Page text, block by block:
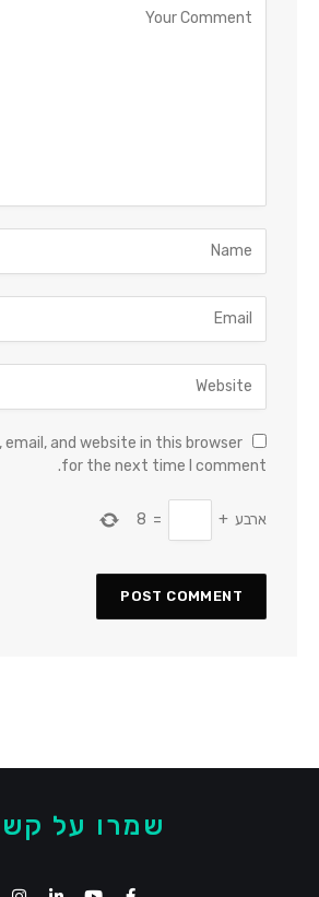
email, and website in this browser
for the next time I comment.
ארבע +
=
8
שמרו על